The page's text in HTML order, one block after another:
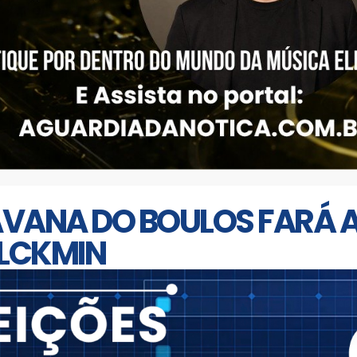
DO BOULOS FARÁ